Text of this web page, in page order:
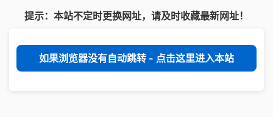
提示：本站不定时更换网址，请及时收藏最新网址！
如果浏览器没有自动跳转 - 点击这里进入本站